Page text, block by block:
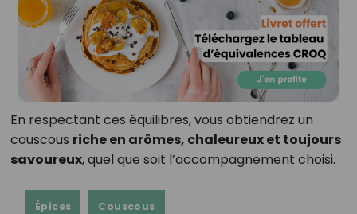
En respectant ces équilibres, vous obtiendrez un
couscous riche en arômes, chaleureux et toujours
savoureux, quel que soit l’accompagnement choisi.
Épices Couscous